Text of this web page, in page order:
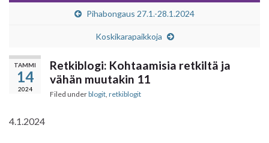
Pihabongaus 27.1.-28.1.2024
Koskikarapaikkoja
TAMMI
14
2024
Retkiblogi: Kohtaamisia retkiltä ja
vähän muutakin 11
Filed underblogit retkiblogit
4.1.2024